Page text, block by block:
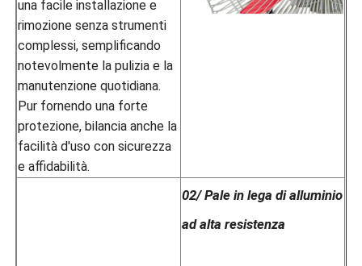
una facile installazione e
rimozione senza strumenti
complessi, semplificando
notevolmente la pulizia e la
manutenzione quotidiana.
Pur fornendo una forte
protezione, bilancia anche la
facilità d'uso con sicurezza
e affidabilità.
02/ Pale in lega di alluminio
ad alta resistenza